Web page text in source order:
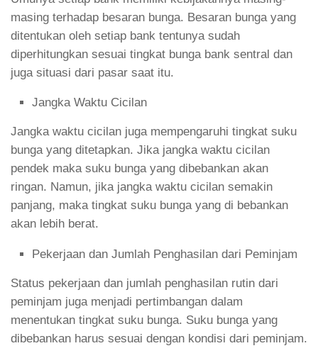
masing terhadap besaran bunga. Besaran bunga yang
ditentukan oleh setiap bank tentunya sudah
diperhitungkan sesuai tingkat bunga bank sentral dan
juga situasi dari pasar saat itu.
Jangka Waktu Cicilan
Jangka waktu cicilan juga mempengaruhi tingkat suku
bunga yang ditetapkan. Jika jangka waktu cicilan
pendek maka suku bunga yang dibebankan akan
ringan. Namun, jika jangka waktu cicilan semakin
panjang, maka tingkat suku bunga yang di bebankan
akan lebih berat.
Pekerjaan dan Jumlah Penghasilan dari Peminjam
Status pekerjaan dan jumlah penghasilan rutin dari
peminjam juga menjadi pertimbangan dalam
menentukan tingkat suku bunga. Suku bunga yang
dibebankan harus sesuai dengan kondisi dari peminjam.